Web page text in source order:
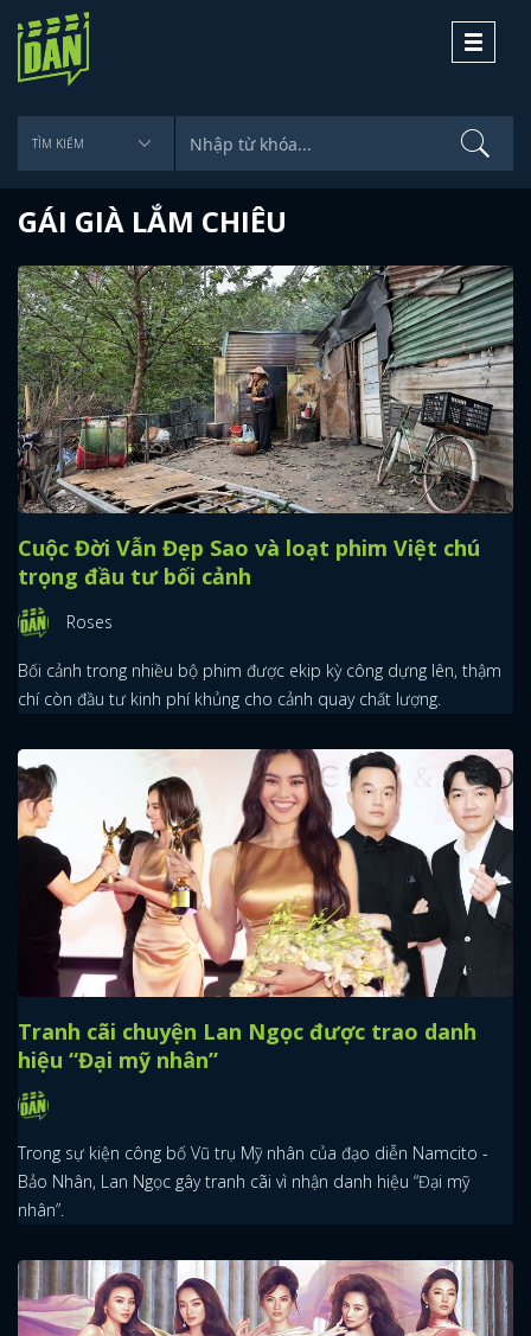
Toggle
GÁI GIÀ LẮM CHIÊU
Cuộc Đời Vẫn Đẹp Sao và loạt phim Việt chú
trọng đầu tư bối cảnh
Roses
Bối cảnh trong nhiều bộ phim được ekip kỳ công dựng lên, thậm
chí còn đầu tư kinh phí khủng cho cảnh quay chất lượng.
Tranh cãi chuyện Lan Ngọc được trao danh
hiệu “Đại mỹ nhân”
Trong sự kiện công bố Vũ trụ Mỹ nhân của đạo diễn Namcito -
Bảo Nhân, Lan Ngọc gây tranh cãi vì nhận danh hiệu “Đại mỹ
nhân”.